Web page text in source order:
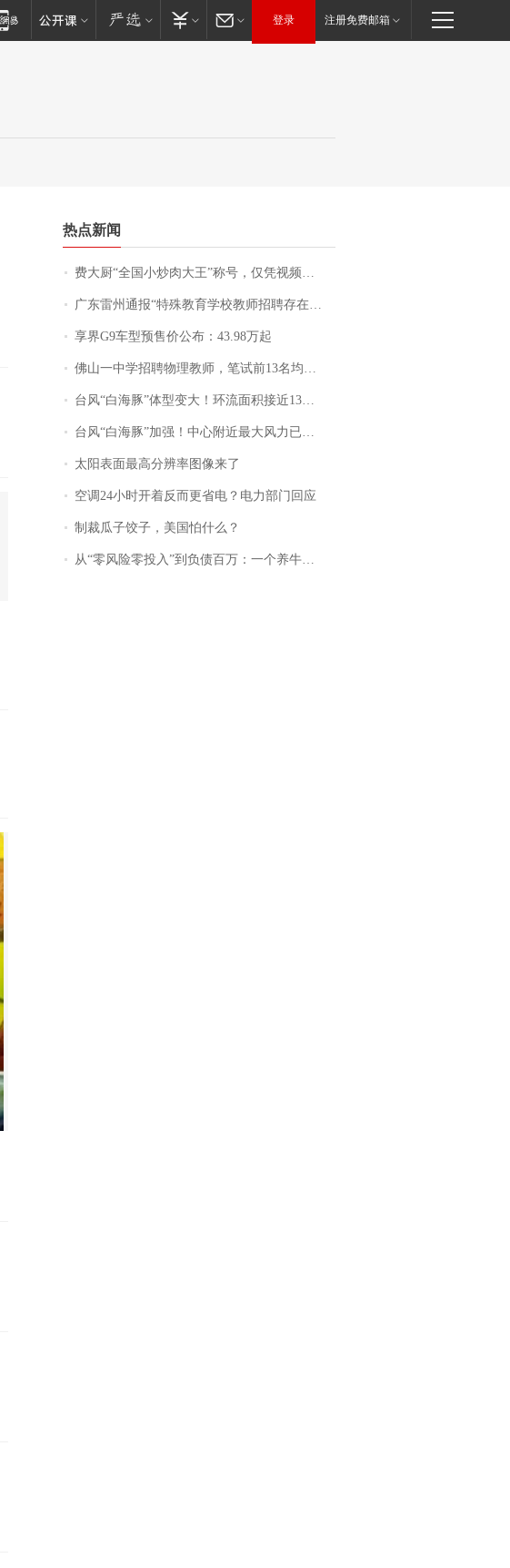
登录 注册免费邮箱
热点新闻
费大厨“全国小炒肉大王”称号，仅凭视频评出？中国烹饪协会回应
广东雷州通报“特殊教育学校教师招聘存在违规行为”：已启动问责程序 副校长被停职
享界G9车型预售价公布：43.98万起
佛山一中学招聘物理教师，笔试前13名均遭淘汰？教育局：已叫停招聘，成立调查组全面核查
台风“白海豚”体型变大！环流面积接近13个浙江那么大
台风“白海豚”加强！中心附近最大风力已达15级 最新研判
太阳表面最高分辨率图像来了
空调24小时开着反而更省电？电力部门回应
制裁瓜子饺子，美国怕什么？
从“零风险零投入”到负债百万：一个养牛项目崩盘后，谁该为农户的贷款买单丨红星调查